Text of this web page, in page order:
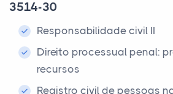
3514-30
Responsabilidade civil II
Direito processual penal:
recursos
Registro civil de pessoas